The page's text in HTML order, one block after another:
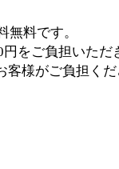
料です。
をご負担いただ
客様がご負担く